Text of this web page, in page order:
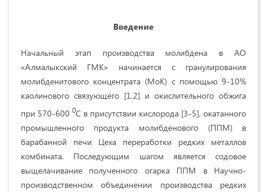
Введение
Начальный этап производства молибдена в АО
«Алмалыкский ГМК» начинается с гранулирования
молибденитового концентрата (МоК) с помощью 9-10%
каолинового связующего [1,2] и окислительного обжига
при 570-600 0С в присутствии кислорода [3-5], окатанного
промышленного продукта молибденового (ППМ) в
барабанной печи Цеха переработки редких металлов
комбината. Последующим шагом является содовое
выщелачивание полученного огарка ППМ в Научно-
производственном объединении производства редких